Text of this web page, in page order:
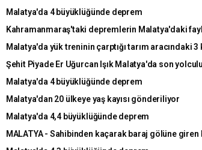
Malatya'da 4 büyüklüğünde deprem
Kahramanmaraş'taki depremlerin Malatya'daki
Malatya'da yük treninin çarptığı tarım aracındaki
Şehit Piyade Er Uğurcan Işık Malatya'da son
Malatya'da 4 büyüklüğünde deprem
Malatya'dan 20 ülkeye yaş kayısı gönderiliyor
Malatya'da 4,4 büyüklüğünde deprem
MALATYA - Sahibinden kaçarak baraj gölüne giren